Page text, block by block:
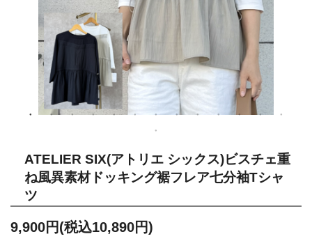
ATELIER SIX(アトリエ シックス)ビスチェ重
ね風異素材ドッキング裾フレア七分袖Tシャ
ツ
9,900円(税込10,890円)